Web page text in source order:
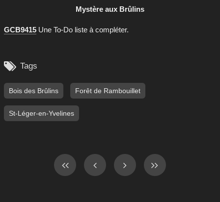
Mystère aux Brûlins
GCB9415 Une To-Do liste à compléter.
 Tags
Bois des Brûlins Forêt de Rambouillet
St-Léger-en-Yvelines